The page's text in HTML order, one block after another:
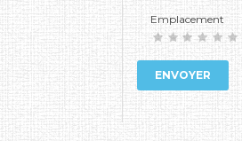
Emplacement
ENVOYER